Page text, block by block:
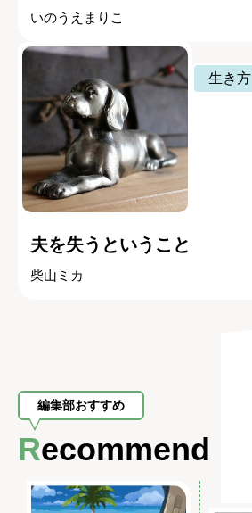
いのうえまりこ
生き方
夫を失うということ
柴山ミカ
編集部おすすめ
Recommend